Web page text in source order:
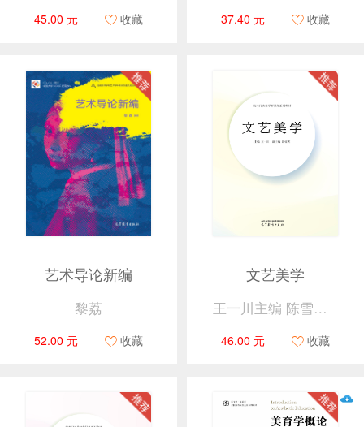
45.00 元 收藏 37.40 元 收藏
艺术导论新编
黎荔
52.00 元 收藏
文艺美学
王一川主编 陈雪虎副主编
46.00 元 收藏